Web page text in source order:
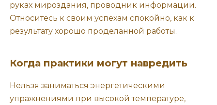
руках мироздания, проводник информации.
Относитесь к своим успехам спокойно, как к
результату хорошо проделанной работы.
Когда практики могут навредить
Нельзя заниматься энергетическими
упражнениями при высокой температуре,